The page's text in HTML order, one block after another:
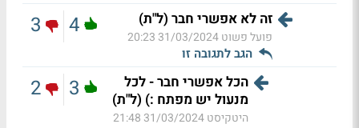
זה לא אפשרי חבר (ל"ת)
פועל פשוט31/03/2024 20:23
הגב לתגובה זו
4
3
הכל אפשרי חבר - לכל
מנעול יש מפתח :) (ל"ת)
היטקיסט31/03/2024 21:48
3
2